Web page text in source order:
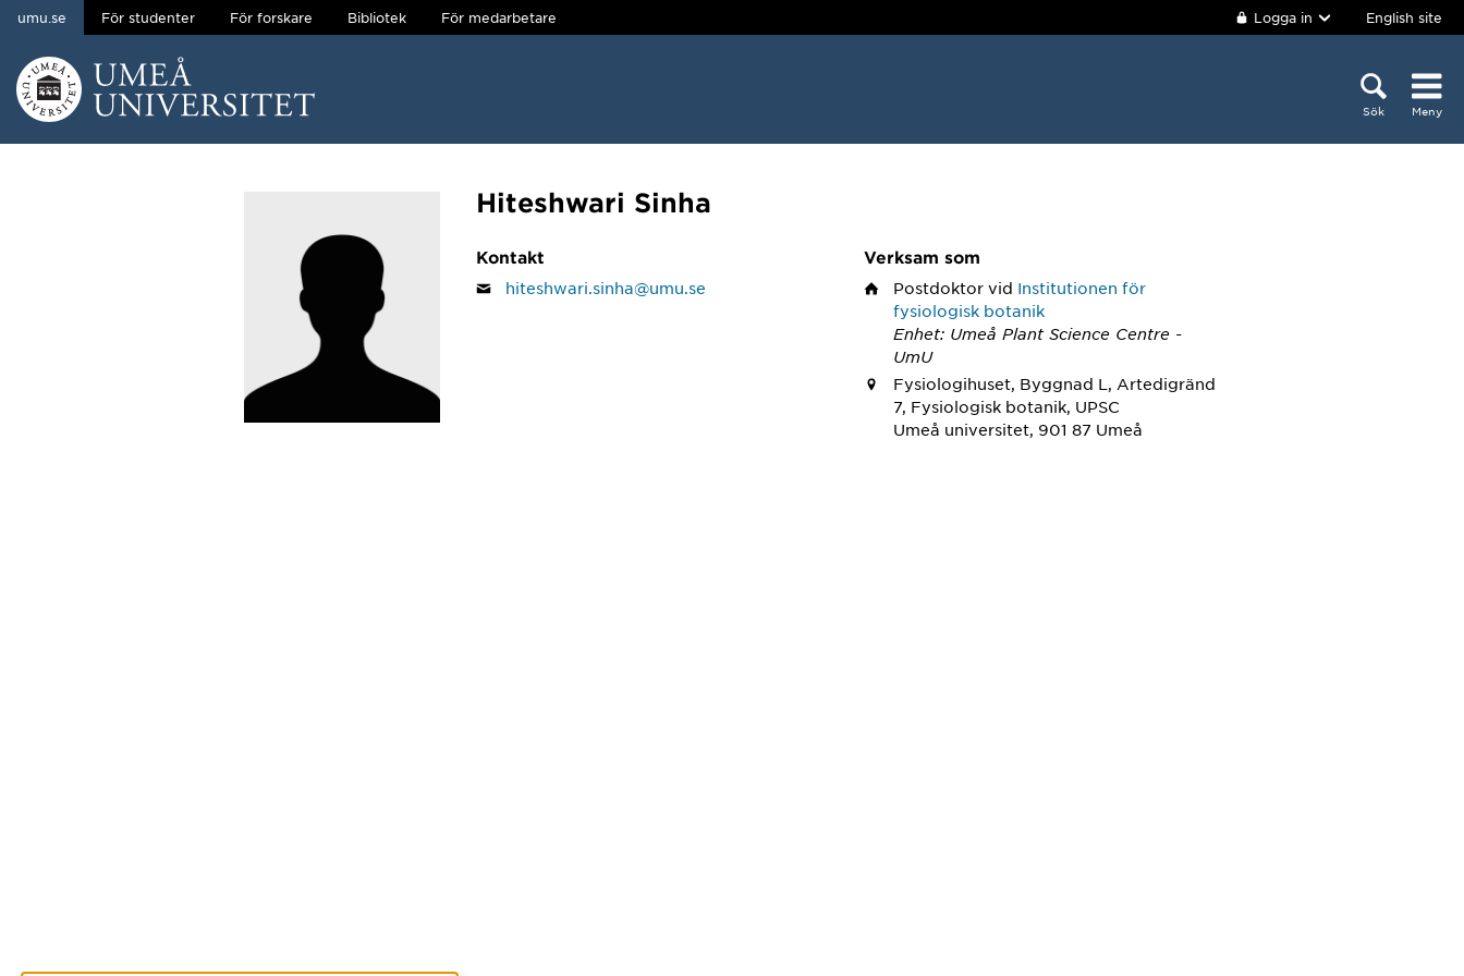
Hoppa direkt till innehållet
umu.se För studenter För forskare Bibliotek För medarbetare Logga in English site
Sök Meny
Hiteshwari Sinha
Kontakt
hiteshwari.sinha@umu.se
Verksam som
Postdoktor vid Institutionen för
fysiologisk botanik
Enhet: Umeå Plant Science Centre -
UmU
Fysiologihuset, Byggnad L, Artedigränd
7, Fysiologisk botanik, UPSC
Umeå universitet, 901 87 Umeå